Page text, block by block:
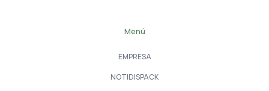
Menú
EMPRESA
NOTIDISPACK